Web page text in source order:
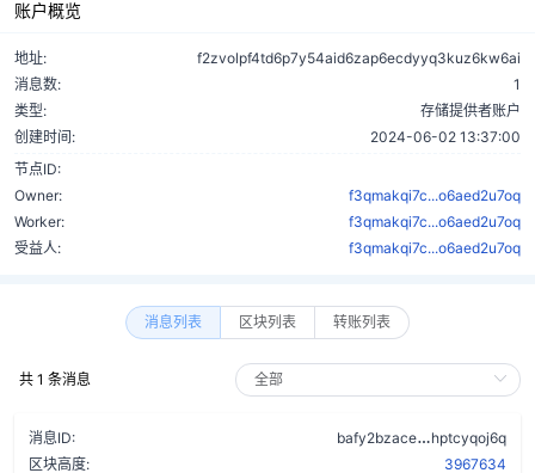
账户概览
地址:
f2zvolpf4td6p7y54aid6zap6ecdyyq3kuz6kw6ai
消息数:
1
类型:
存储提供者账户
创建时间:
2024-06-02 13:37:00
节点ID:
Owner:
f3qmakqi7c...o6aed2u7oq
Worker:
f3qmakqi7c...o6aed2u7oq
受益人:
f3qmakqi7c...o6aed2u7oq
消息列表 区块列表 转账列表
共 1 条消息
消息ID: bafy2bzace
hptcyqoj6q
区块高度:
3967634